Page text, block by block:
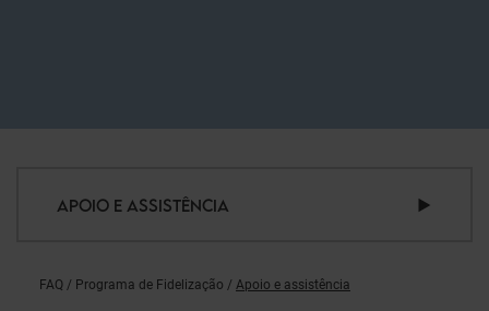
APOIO E ASSISTÊNCIA
FAQ / Programa de Fidelização / Apoio e assistência